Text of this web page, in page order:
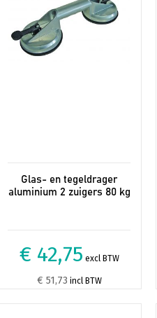
Glas- en tegeldrager
aluminium 2 zuigers 80 kg
€ 42,75 excl BTW
€ 51,73 incl BTW